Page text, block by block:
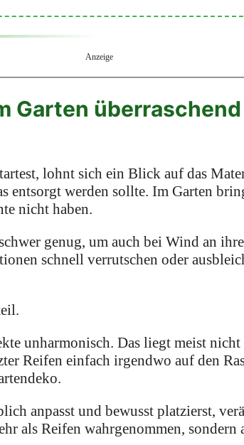
Anzeige
Garten
lohnt sich ein Blick auf das
entsorgt werden sollte. Im Garten
nicht haben.
genug, um auch bei Wind an
schnell verrutschen oder
unharmonisch. Das liegt meist nicht
Reifen einfach irgendwo auf den
anpasst und bewusst platzierst,
als Reifen wahrgenommen, sondern